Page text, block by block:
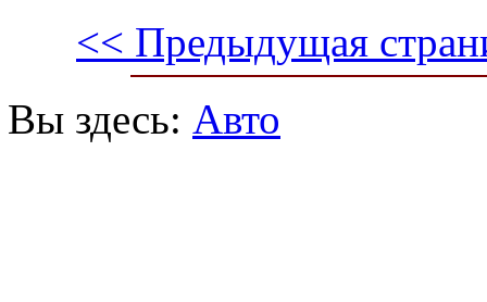
<< Предыдущая
Вы здесь: Авто